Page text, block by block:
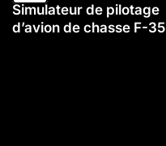
Simulateur de pilotage
d’avion de chasse F-35